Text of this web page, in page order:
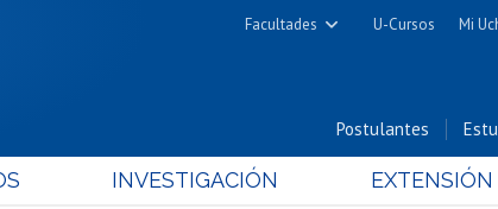
Facultades
Cs. Físicas y Matemáticas
Cs. Químicas y Farmacéuticas
U-Cursos Mi
Postulantes
INVESTIGACIÓN EXTENSIÓN